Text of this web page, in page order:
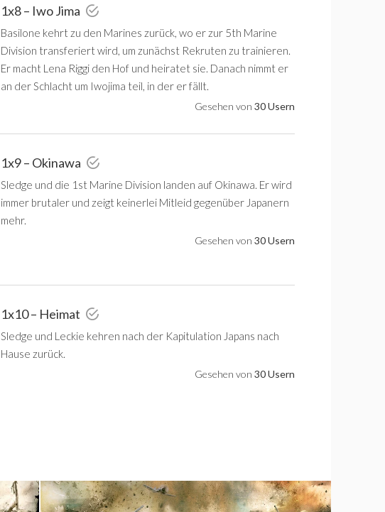
1x8 – Iwo Jima
Basilone kehrt zu den Marines zurück, wo er zur 5th Marine
Division transferiert wird, um zunächst Rekruten zu trainieren.
Er macht Lena Riggi den Hof und heiratet sie. Danach nimmt er
an der Schlacht um Iwojima teil, in der er fällt.
Gesehen von 30 Usern
1x9 – Okinawa
Sledge und die 1st Marine Division landen auf Okinawa. Er wird
immer brutaler und zeigt keinerlei Mitleid gegenüber Japanern
mehr.
Gesehen von 30 Usern
1x10 – Heimat
Sledge und Leckie kehren nach der Kapitulation Japans nach
Hause zurück.
Gesehen von 30 Usern